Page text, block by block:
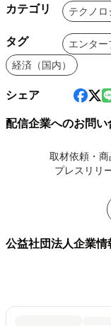
カテゴリ テクノロ
タグ エンタ
経済（国内）
シェア
配信企業へのお問い
取材依頼・商
プレスリリ
公益社団法人企業情